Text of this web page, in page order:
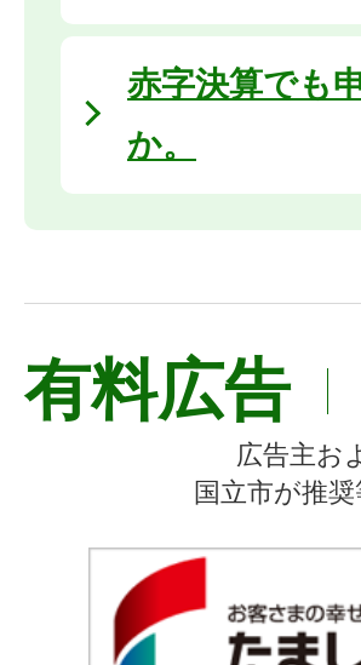
赤字決算でも
か。
有料広告
広告主お
国立市が推